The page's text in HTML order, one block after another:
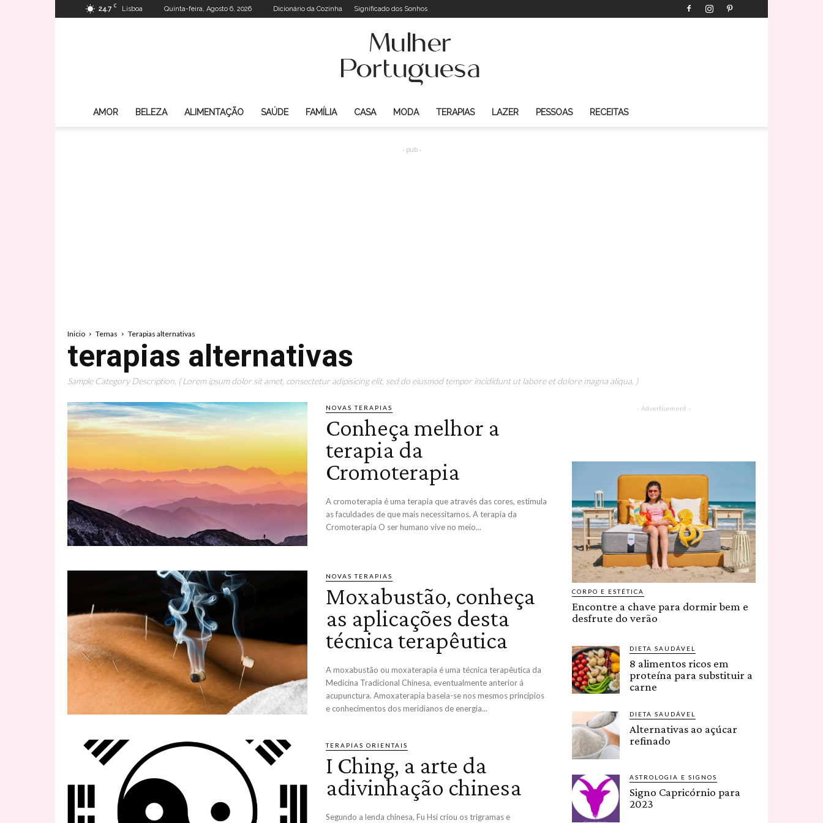
24.7 C Lisboa Quinta-feira, Agosto 6, 2026 Dicionário da Cozinha Significado dos Sonhos
AMOR BELEZA ALIMENTAÇÃO SAÚDE FAMÍLIA CASA MODA TERAPIAS LAZER PESSOAS RECEITAS
- pub -
Inicio Temas Terapias alternativas
terapias alternativas
Sample Category Description. ( Lorem ipsum dolor sit amet, consectetur adipisicing elit, sed do eiusmod tempor incididunt ut labore et dolore magna aliqua. )
NOVAS TERAPIAS
Conheça melhor a
terapia da
Cromoterapia
A cromoterapia é uma terapia que através das cores, estimula
as faculdades de que mais necessitamos. A terapia da
Cromoterapia O ser humano vive no meio...
NOVAS TERAPIAS
Moxabustão, conheça
as aplicações desta
técnica terapêutica
A moxabustão ou moxaterapia é uma técnica terapêutica da
Medicina Tradicional Chinesa, eventualmente anterior á
acupunctura. Amoxaterapia baseia-se nos mesmos princípios
e conhecimentos dos meridianos de energia...
TERAPIAS ORIENTAIS
I Ching, a arte da
adivinhação chinesa
Segundo a lenda chinesa, Fu Hsi criou os trigramas e
- Advertisement -
CORPO E ESTÉTICA
Encontre a chave para dormir bem e
desfrute do verão
DIETA SAUDÁVEL
8 alimentos ricos em
proteína para substituir a
carne
DIETA SAUDÁVEL
Alternativas ao açúcar
refinado
ASTROLOGIA E SIGNOS
Signo Capricórnio para
2023